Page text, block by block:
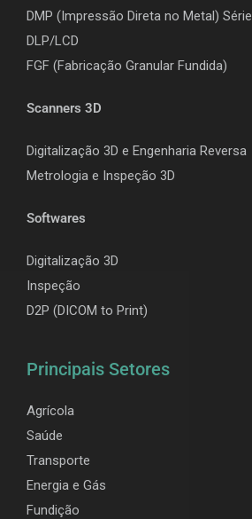
DMP (Impressão Direta no Metal) Série
DLP/LCD
FGF (Fabricação Granular Fundida)
Scanners 3D
Digitalização 3D e Engenharia Reversa
Metrologia e Inspeção 3D
Softwares
Digitalização 3D
Inspeção
D2P (DICOM to Print)
Principais Setores
Agrícola
Saúde
Transporte
Energia e Gás
Fundição